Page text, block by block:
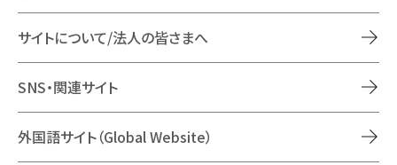
サイトについて/法人の皆さまへ
SNS・関連サイト
外国語サイト（Global Website）